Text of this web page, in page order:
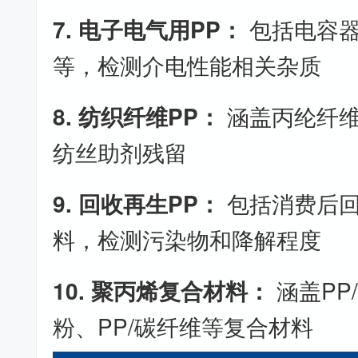
7. 电子电气用PP： 包括电容
等，检测介电性能相关杂质
8. 纺织纤维PP： 涵盖丙纶纤
纺丝助剂残留
9. 回收再生PP： 包括消费后
料，检测污染物和降解程度
10. 聚丙烯复合材料： 涵盖
粉、PP/碳纤维等复合材料